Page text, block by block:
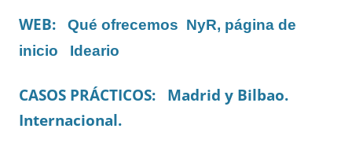
WEB: Qué ofrecemos NyR, página de
inicio
Ideario
CASOS PRÁCTICOS: Madrid y Bilbao.
Internacional.